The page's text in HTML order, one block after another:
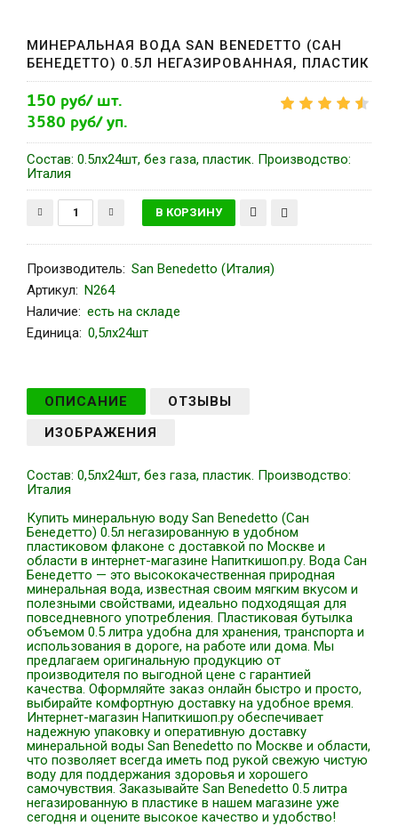
МИНЕРАЛЬНАЯ ВОДА SAN BENEDETTO (САН
БЕНЕДЕТТО) 0.5Л НЕГАЗИРОВАННАЯ, ПЛАСТИК
150 руб/ шт.
3580 руб/ уп.
Состав: 0.5лх24шт, без газа, пластик. Производство:
Италия
Производитель: San Benedetto (Италия)
Артикул: N264
Наличие: есть на складе
Единица: 0,5лх24шт
ОПИСАНИЕ
ОТЗЫВЫ
ИЗОБРАЖЕНИЯ
Состав: 0,5лх24шт, без газа, пластик. Производство:
Италия
Купить минеральную воду San Benedetto (Сан
Бенедетто) 0.5л негазированную в удобном
пластиковом флаконе с доставкой по Москве и
области в интернет-магазине Напиткишоп.ру. Вода Сан
Бенедетто — это высококачественная природная
минеральная вода, известная своим мягким вкусом и
полезными свойствами, идеально подходящая для
повседневного употребления. Пластиковая бутылка
объемом 0.5 литра удобна для хранения, транспорта и
использования в дороге, на работе или дома. Мы
предлагаем оригинальную продукцию от
производителя по выгодной цене с гарантией
качества. Оформляйте заказ онлайн быстро и просто,
выбирайте комфортную доставку на удобное время.
Интернет-магазин Напиткишоп.ру обеспечивает
надежную упаковку и оперативную доставку
минеральной воды San Benedetto по Москве и области,
что позволяет всегда иметь под рукой свежую чистую
воду для поддержания здоровья и хорошего
самочувствия. Заказывайте San Benedetto 0.5 литра
негазированную в пластике в нашем магазине уже
сегодня и оцените высокое качество и удобство!